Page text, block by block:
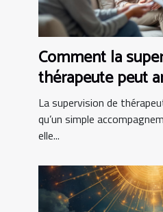
Comment la
thérapeute peut
pratique clinique
La supervision de
qu’un simple
elle...